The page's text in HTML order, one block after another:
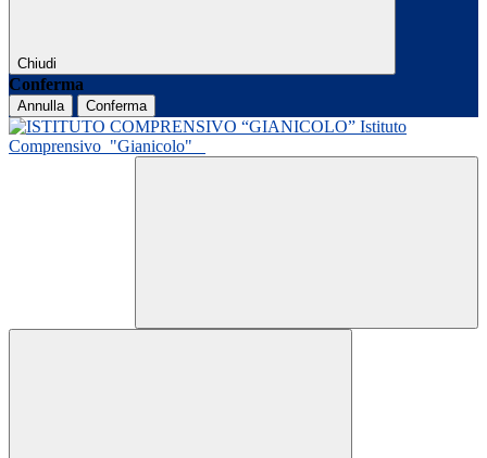
Chiudi
Conferma
Annulla Conferma
Istituto
Comprensivo "Gianicolo"